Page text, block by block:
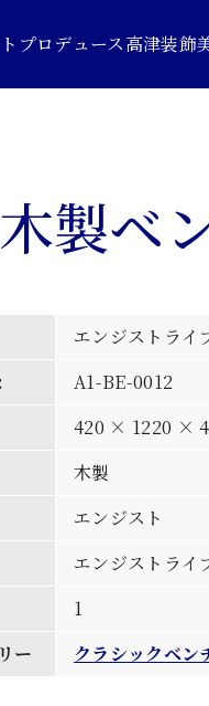
プロデュース高津装飾
製ベ
エンジストライ
A1-BE-0012
420 × 1220 ×
木製
エンジスト
エンジストライ
1
ー
クラシックベン